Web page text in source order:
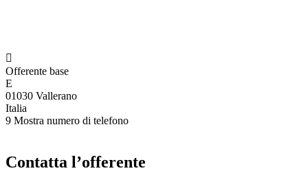

Offerente base
E
01030 Vallerano
Italia
9 Mostra numero di telefono
Contatta l’offerente